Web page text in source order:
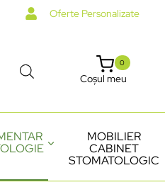
Oferte Personalizate
Coșul meu
0
MOBILIER
CABINET
STOMATOLOGIC